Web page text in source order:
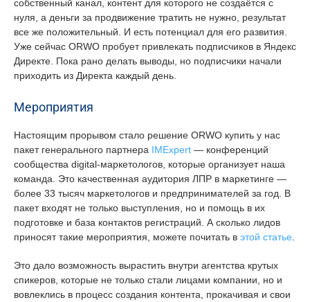
собственный канал, контент для которого не создаётся с
нуля, а деньги за продвижение тратить не нужно, результат
все же положительный. И есть потенциал для его развития.
Уже сейчас ORWO пробует привлекать подписчиков в Яндекс
Директе. Пока рано делать выводы, но подписчики начали
приходить из Директа каждый день.
Мероприятия
Настоящим прорывом стало решение ORWO купить у нас
пакет генерального партнера IMExpert — конференций
сообщества digital-маркетологов, которые организует наша
команда. Это качественная аудитория ЛПР в маркетинге —
более 33 тысяч маркетологов и предпринимателей за год. В
пакет входят не только выступления, но и помощь в их
подготовке и база контактов регистраций. А сколько лидов
приносят такие мероприятия, можете почитать в этой статье
Это дало возможность вырастить внутри агентства крутых
спикеров, которые не только стали лицами компании, но и
вовлеклись в процесс создания контента, прокачивая и свои